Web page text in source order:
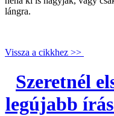
lángra.
Vissza a cikkhez >>
Szeretnél
legújabb